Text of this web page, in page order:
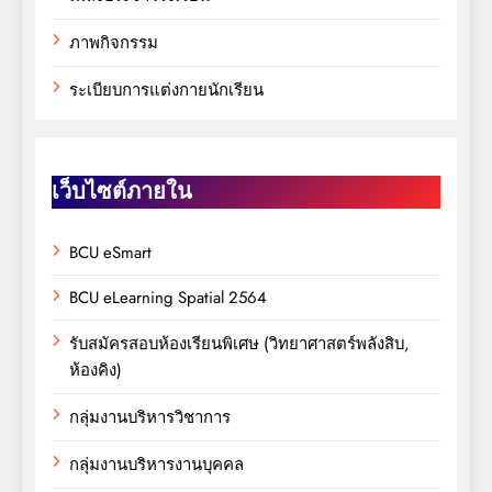
ภาพกิจกรรม
ระเบียบการแต่งกายนักเรียน
เว็บไซต์ภายใน
BCU eSmart
BCU eLearning Spatial 2564
รับสมัครสอบห้องเรียนพิเศษ (วิทยาศาสตร์พลังสิบ,
ห้องคิง)
กลุ่มงานบริหารวิชาการ
กลุ่มงานบริหารงานบุคคล